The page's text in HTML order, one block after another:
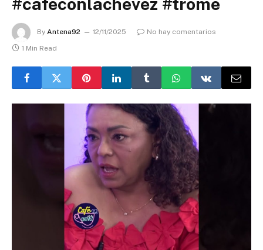
By Antena92 12/11/2025
No hay comentarios
1 Min Read